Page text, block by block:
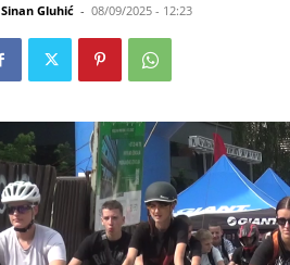
Sinan Gluhić - 08/09/2025 - 12:23